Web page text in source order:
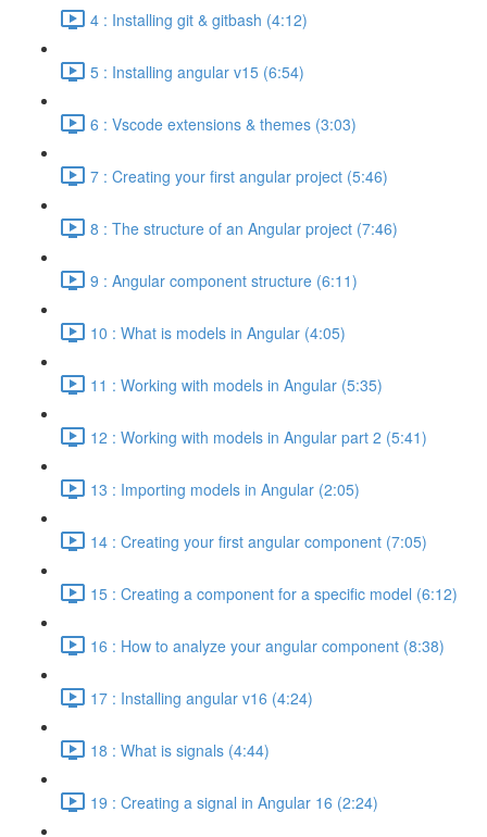
4 : Installing git & gitbash (4:12)
5 : Installing angular v15 (6:54)
6 : Vscode extensions & themes (3:03)
7 : Creating your first angular project (5:46)
8 : The structure of an Angular project (7:46)
9 : Angular component structure (6:11)
10 : What is models in Angular (4:05)
11 : Working with models in Angular (5:35)
12 : Working with models in Angular part 2 (5:41)
13 : Importing models in Angular (2:05)
14 : Creating your first angular component (7:05)
15 : Creating a component for a specific model (6:12)
16 : How to analyze your angular component (8:38)
17 : Installing angular v16 (4:24)
18 : What is signals (4:44)
19 : Creating a signal in Angular 16 (2:24)